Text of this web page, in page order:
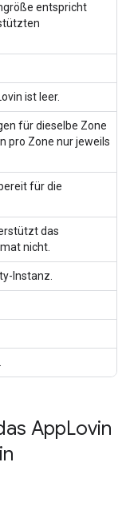
entspricht
ist leer.
für dieselbe Zone
pro Zone nur jeweils
für die
das
nicht.
Instanz.
AppLovin